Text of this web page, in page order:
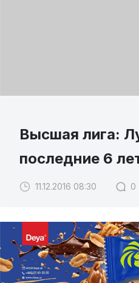
Высшая лига:
последние 6
11.12.2016 08:30 0